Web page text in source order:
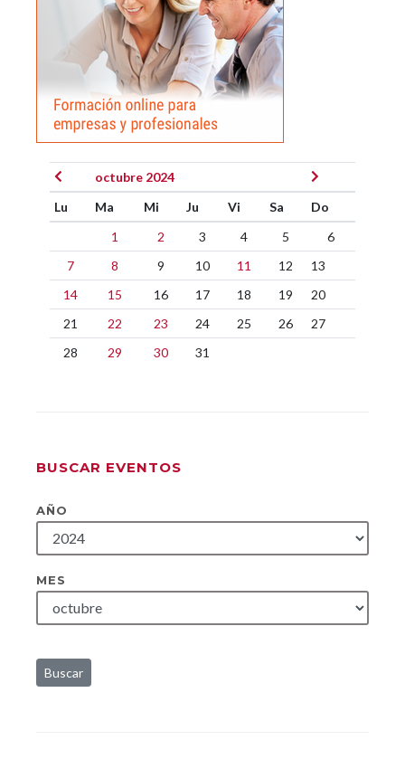
octubre 2024
Lu
Ma Mi Ju Vi Sa
Do
1
2 3 4 5
6
7
8 9 10 11 12
13
14
15 16 17 18 19
20
21
22 23 24 25 26
27
28
29 30 31
BUSCAR EVENTOS
AÑO
MES
Buscar